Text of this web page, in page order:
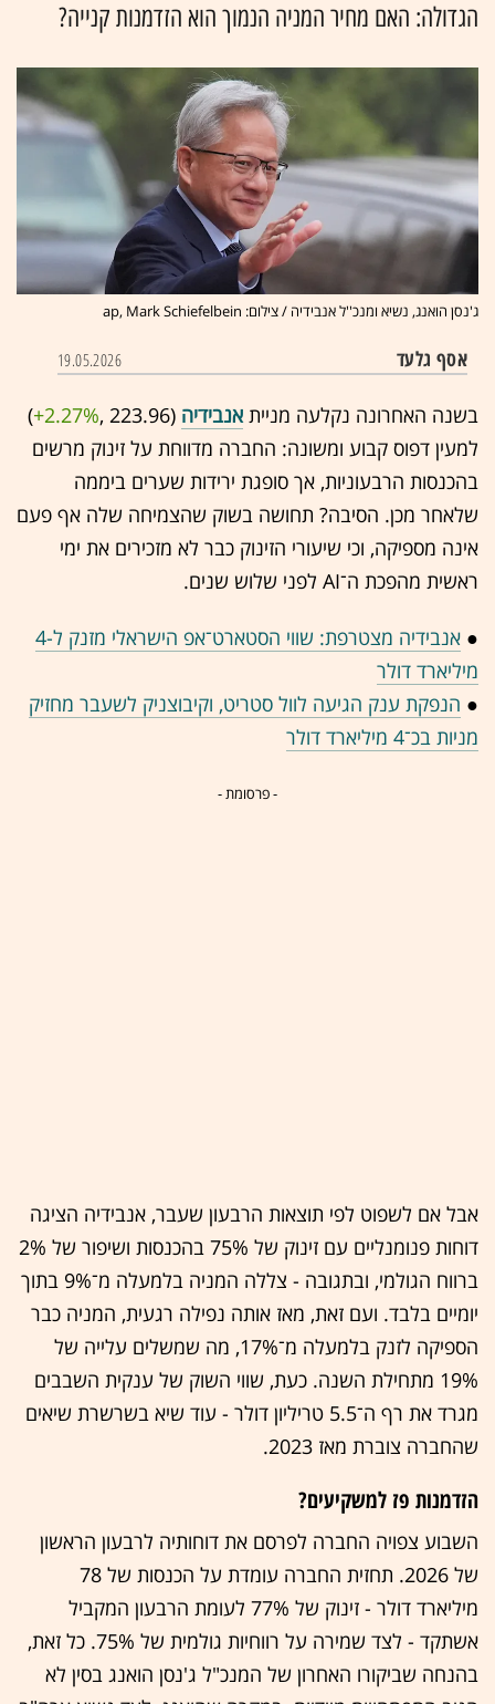
הגדולה: האם מחיר המניה הנמוך הוא הזדמנות קנייה?
ג'נסן הואנג, נשיא ומנכ''ל אנבידיה / צילום: ap, Mark Schiefelbein
אסף גלעד 19.05.2026
בשנה האחרונה נקלעה מנייתאנבידיה (223.96 ,‎
+2.27%
‏)
למעין דפוס קבוע ומשונה: החברה מדווחת על זינוק מרשים
בהכנסות הרבעוניות, אך סופגת ירידות שערים ביממה
שלאחר מכן. הסיבה? תחושה בשוק שהצמיחה שלה אף פעם
אינה מספיקה, וכי שיעורי הזינוק כבר לא מזכירים את ימי
ראשית מהפכת ה־AI לפני שלוש שנים.
●
אנבידיה מצטרפת: שווי הסטארט־אפ הישראלי מזנק ל-4
מיליארד דולר
● הנפקת ענק הגיעה לוול סטריט, וקיבוצניק לשעבר מחזיק
מניות בכ־4 מיליארד דולר
- פרסומת -
אבל אם לשפוט לפי תוצאות הרבעון שעבר, אנבידיה הציגה
דוחות פנומנליים עם זינוק של 75% בהכנסות ושיפור של 2%
ברווח הגולמי, ובתגובה - צללה המניה בלמעלה מ־9% בתוך
יומיים בלבד. ועם זאת, מאז אותה נפילה רגעית, המניה כבר
הספיקה לזנק בלמעלה מ־17%, מה שמשלים עלייה של
19% מתחילת השנה. כעת, שווי השוק של ענקית השבבים
מגרד את רף ה־5.5 טריליון דולר - עוד שיא בשרשרת שיאים
שהחברה צוברת מאז 2023.
הזדמנות פז למשקיעים?
השבוע צפויה החברה לפרסם את דוחותיה לרבעון הראשון
של 2026. תחזית החברה עומדת על הכנסות של 78
מיליארד דולר - זינוק של 77% לעומת הרבעון המקביל
אשתקד - לצד שמירה על רווחיות גולמית של 75%. כל זאת,
בהנחה שביקורו האחרון של המנכ"ל ג'נסן הואנג בסין לא